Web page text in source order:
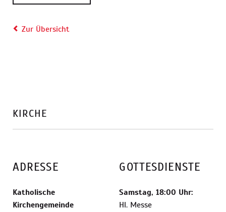
Zur Übersicht
KIRCHE
ADRESSE
Katholische
Kirchengemeinde
GOTTESDIENSTE
Samstag, 18:00 Uhr:
Hl. Messe